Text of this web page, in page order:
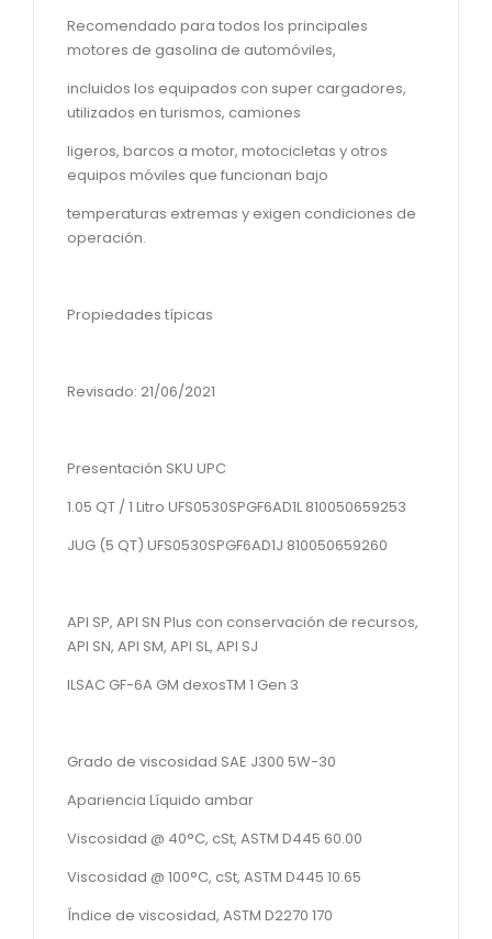
Recomendado para todos los principales
motores de gasolina de automóviles,
incluidos los equipados con super cargadores,
utilizados en turismos, camiones
ligeros, barcos a motor, motocicletas y otros
equipos móviles que funcionan bajo
temperaturas extremas y exigen condiciones de
operación.
Propiedades típicas
Revisado: 21/06/2021
Presentación SKU UPC
1.05 QT / 1 Litro UFS0530SPGF6AD1L 810050659253
JUG (5 QT) UFS0530SPGF6AD1J 810050659260
API SP, API SN Plus con conservación de recursos,
API SN, API SM, API SL, API SJ
ILSAC GF-6A GM dexosTM 1 Gen 3
Grado de viscosidad SAE J300 5W-30
Apariencia Líquido ambar
Viscosidad @ 40°C, cSt, ASTM D445 60.00
Viscosidad @ 100°C, cSt, ASTM D445 10.65
Índice de viscosidad, ASTM D2270 170